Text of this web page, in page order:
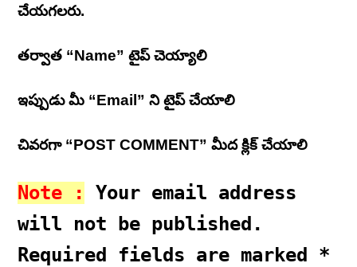
చేయగలరు.
తర్వాత “Name” టైప్ చెయ్యాలి
ఇప్పుడు మీ “Email” ని టైప్ చేయాలి
చివరగా “POST COMMENT” మీద క్లిక్ చేయాలి
Note :
Your email address
will not be published.
Required fields are marked *